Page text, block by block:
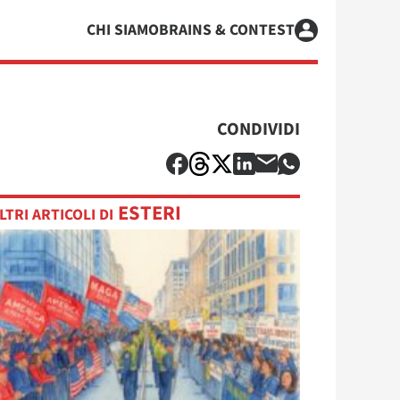
CHI SIAMOBRAINS & CONTEST
CONDIVIDI
ARTICOLI DI ESTERI